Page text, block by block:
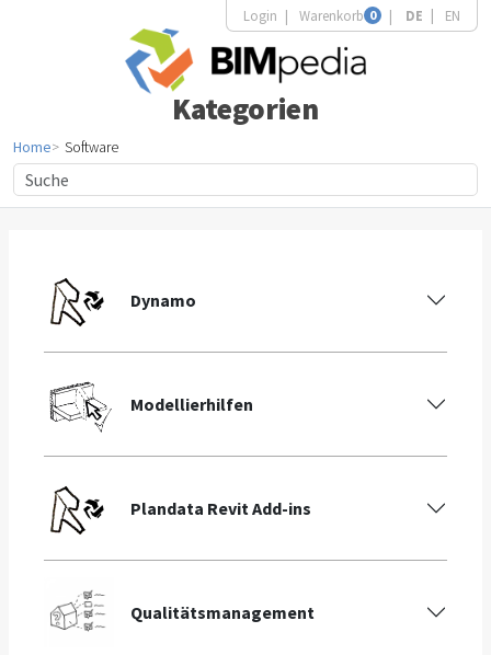
Login Warenkorb 0 DE EN
Kategorien
Home Software
Dynamo
Modellierhilfen
Plandata Revit Add-ins
Qualitätsmanagement